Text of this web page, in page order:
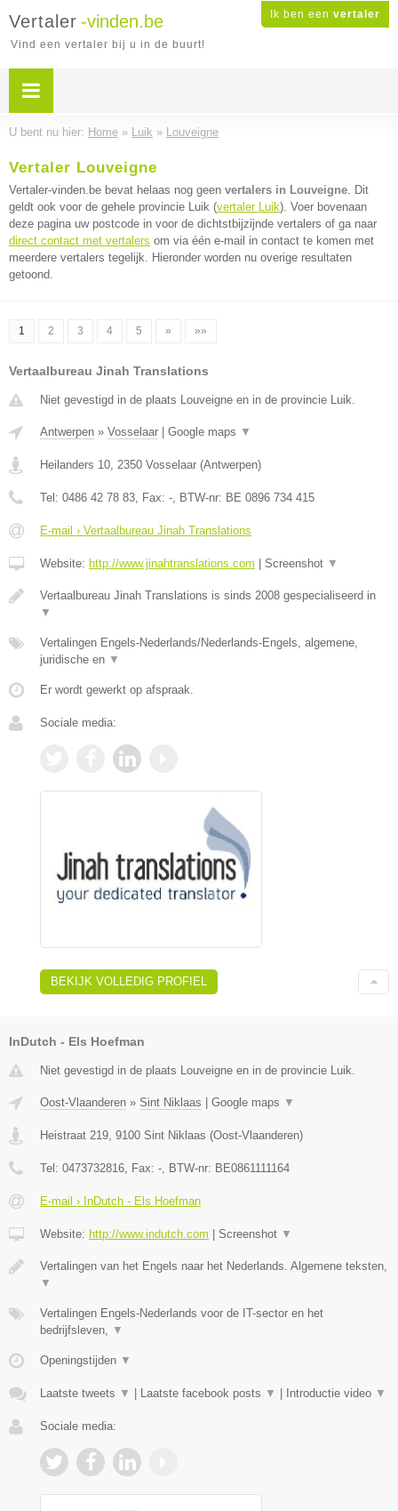
Ik ben een vertaler
Vertaler -vinden.be
Vind een vertaler bij u in de buurt!
U bent nu hier: Home » Luik » Louveigne
Vertaler Louveigne
Vertaler-vinden.be bevat helaas nog geen vertalers in Louveigne. Dit
geldt ook voor de gehele provincie Luik (vertaler Luik). Voer bovenaan
deze pagina uw postcode in voor de dichtstbijzijnde vertalers of ga naar
direct contact met vertalers om via één e-mail in contact te komen met
meerdere vertalers tegelijk. Hieronder worden nu overige resultaten
getoond.
1 2 3 4 5 » »»
Vertaalbureau Jinah Translations
Niet gevestigd in de plaats Louveigne en in de provincie Luik.
Antwerpen » Vosselaar Google maps ▼
Heilanders 10, 2350 Vosselaar (Antwerpen)
Tel: 0486 42 78 83, Fax: -, BTW-nr: BE 0896 734 415
E-mail › Vertaalbureau Jinah Translations
Website: http://www.jinahtranslations.com Screenshot ▼
Vertaalbureau Jinah Translations is sinds 2008 gespecialiseerd in
▼
Vertalingen Engels-Nederlands/Nederlands-Engels, algemene,
juridische en ▼
Er wordt gewerkt op afspraak.
Sociale media:
BEKIJK VOLLEDIG PROFIEL
InDutch - Els Hoefman
Niet gevestigd in de plaats Louveigne en in de provincie Luik.
Oost-Vlaanderen » Sint Niklaas | Google maps ▼
Heistraat 219 9100 Sint Niklaas (Oost-Vlaanderen)
Tel: 0473732816 , Fax: - , BTW-nr: BE0861111164
E-mail › InDutch - Els Hoefman
Website: http://www.indutch.com | Screenshot ▼
Vertalingen van het Engels naar het Nederlands. Algemene teksten,
▼
Vertalingen Engels-Nederlands voor de IT-sector en het
bedrijfsleven,
▼
Openingstijden ▼
Laatste tweets ▼ | Laatste facebook posts ▼ | Introductie video ▼
Sociale media: